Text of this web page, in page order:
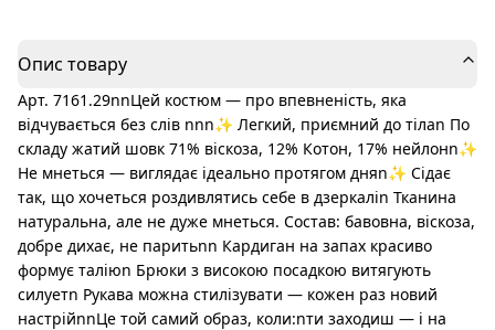
Опис товару
Арт. 7161.29nnЦей костюм — про впевненість, яка
відчувається без слів nnn✨ Легкий, приємний до тілаn По
складу жатий шовк 71% віскоза, 12% Котон, 17% нейлонn✨
Не мнеться — виглядає ідеально протягом дняn✨ Сідає
так, що хочеться роздивлятись себе в дзеркаліn Тканина
натуральна, але не дуже мнеться. Состав: бавовна, віскоза,
добре дихає, не паритьnn Кардиган на запах красиво
формує таліюn Брюки з високою посадкою витягують
силуетn Рукава можна стилізувати — кожен раз новий
настрійnnЦе той самий образ, коли:nти заходиш — і на